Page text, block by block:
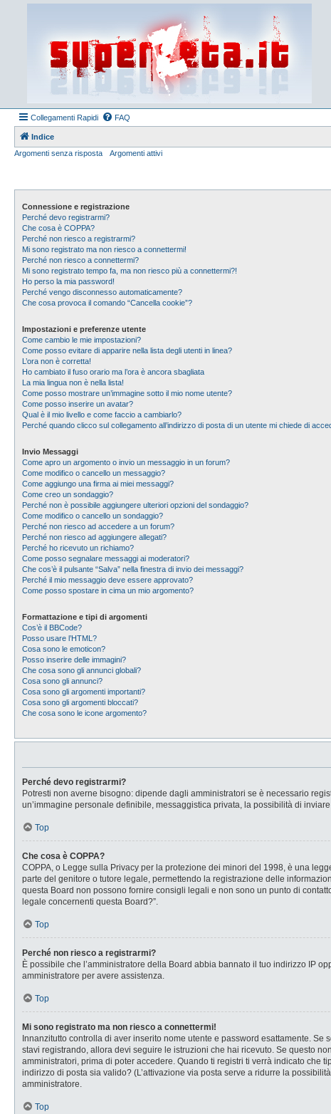
Collegamenti Rapidi FAQ
Indice
Argomenti senza risposta
Argomenti attivi
Connessione e registrazione
Perché devo registrarmi?
Che cosa è COPPA?
Perché non riesco a registrarmi?
Mi sono registrato ma non riesco a connettermi!
Perché non riesco a connettermi?
Mi sono registrato tempo fa, ma non riesco più a connettermi?!
Ho perso la mia password!
Perché vengo disconnesso automaticamente?
Che cosa provoca il comando “Cancella cookie”?
Impostazioni e preferenze utente
Come cambio le mie impostazioni?
Come posso evitare di apparire nella lista degli utenti in linea?
L’ora non è corretta!
Ho cambiato il fuso orario ma l’ora è ancora sbagliata
La mia lingua non è nella lista!
Come posso mostrare un’immagine sotto il mio nome utente?
Come posso inserire un avatar?
Qual è il mio livello e come faccio a cambiarlo?
Perché quando clicco sul collegamento all’indirizzo di posta di un utente mi chiede di
Invio Messaggi
Come apro un argomento o invio un messaggio in un forum?
Come modifico o cancello un messaggio?
Come aggiungo una firma ai miei messaggi?
Come creo un sondaggio?
Perché non è possibile aggiungere ulteriori opzioni del sondaggio?
Come modifico o cancello un sondaggio?
Perché non riesco ad accedere a un forum?
Perché non riesco ad aggiungere allegati?
Perché ho ricevuto un richiamo?
Come posso segnalare messaggi ai moderatori?
Che cos’è il pulsante “Salva” nella finestra di invio dei messaggi?
Perché il mio messaggio deve essere approvato?
Come posso spostare in cima un mio argomento?
Formattazione e tipi di argomenti
Cos’è il BBCode?
Posso usare l’HTML?
Cosa sono le emoticon?
Posso inserire delle immagini?
Che cosa sono gli annunci globali?
Cosa sono gli annunci?
Cosa sono gli argomenti importanti?
Cosa sono gli argomenti bloccati?
Che cosa sono le icone argomento?
Perché devo registrarmi?
Potresti non averne bisogno: dipende dagli amministratori se è necessario
un’immagine personale definibile, messaggistica privata, la possibilità di
Top
Che cosa è COPPA?
COPPA, o Legge sulla Privacy per la protezione dei minori del 1998, è una
parte del genitore o tutore legale, permettendo la registrazione delle
questa Board non possono fornire consigli legali e non sono un punto di
legale concernenti questa Board?”.
Top
Perché non riesco a registrarmi?
È possibile che l’amministratore della Board abbia bannato il tuo indirizzo IP
amministratore per avere assistenza.
Top
Mi sono registrato ma non riesco a connettermi!
Innanzitutto controlla di aver inserito nome utente e password esattamente.
stavi registrando, allora devi seguire le istruzioni che hai ricevuto. Se questo
amministratori, prima di poter accedere. Quando ti registri ti verrà indicato che
indirizzo di posta sia valido? (L’attivazione via posta serve a ridurre la
amministratore.
Top